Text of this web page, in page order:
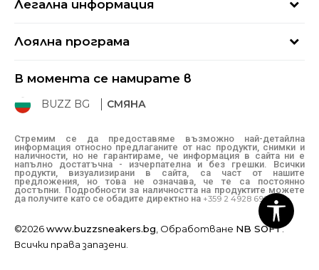
+359 2 4928 699
Връщане
Как да подам сигнал?
Състояние на поръчката
Легална информация
Политика за поверителност
Бисквитки
Рекламации
Условия за покупка
Условия за връщане
Лоялна програма
Sport&Bonus - регистрация
BUZZ Mарки
В момента се намирате в
BUZZ BG СМЯНА
Стремим се да предоставяме възможно най-детайлна
информация относно предлаганите от нас продукти, снимки и
наличности, но не гарантираме, че информация в сайта ни е
напълно достатъчна - изчерпателна и без грешки. Всички
продукти, визуализирани в сайта, са част от нашите
предложения, но това не означава, че те са постоянно
достъпни. Подробности за наличността на продуктите можете
да получите като се обадите директно на +359 2 4928 699
©2026www.buzzsneakers.bg , Обработване NB SOFT.
Всички права запазени.